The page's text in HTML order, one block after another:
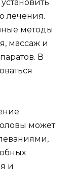
лечения.
методы
массаж и
В
может
и